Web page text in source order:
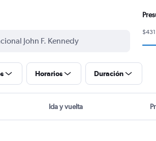
Horarios Duración
Ida y vuelta